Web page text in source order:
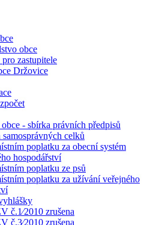
obce
zastupitele
Držovice
- sbírka právních předpisů
samosprávných celků
poplatku za obecní systém
hospodářství
poplatku ze psů
poplatku za užívání veřejného
č.1⁄2010 zrušena
č.3⁄2010 zrušena